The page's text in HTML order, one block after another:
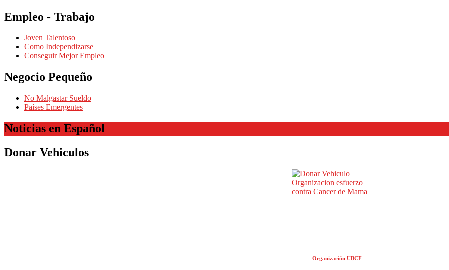
Empleo - Trabajo
Joven Talentoso
Como Independizarse
Conseguir Mejor Empleo
Negocio Pequeño
No Malgastar Sueldo
Países Emergentes
Noticias en Español
Donar Vehiculos
Organización UBCF